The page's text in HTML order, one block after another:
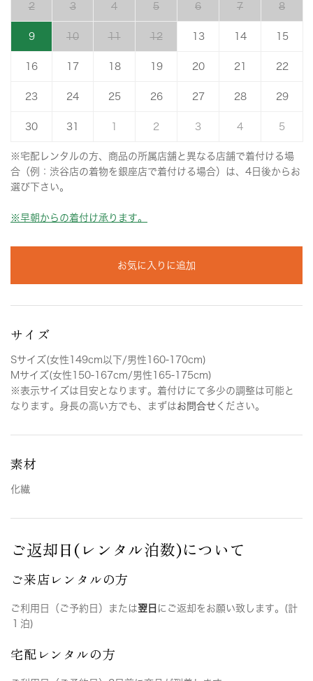
2 3 4 5 6 7 8
9 10 11 12 13 14 15
16 17 18 19 20 21 22
23 24 25 26 27 28 29
30 31 1 2 3 4 5
※宅配レンタルの方、商品の所属店舗と異なる店舗で着付ける場
合（例：渋谷店の着物を銀座店で着付ける場合）は、4日後からお
選び下さい。
※早朝からの着付け承ります。
お気に入りに追加
サイズ
Sサイズ(女性149cm以下/男性160-170cm)
Mサイズ(女性150-167cm/男性165-175cm)
※表示サイズは目安となります。着付けにて多少の調整は可能と
なります。身長の高い方でも、まずはお問合せ ください。
素材
化繊
ご返却日(レンタル泊数)について
ご来店レンタルの方
ご利用日（ご予約日）または翌日 にご返却をお願い致します。(計
１泊)
宅配レンタルの方